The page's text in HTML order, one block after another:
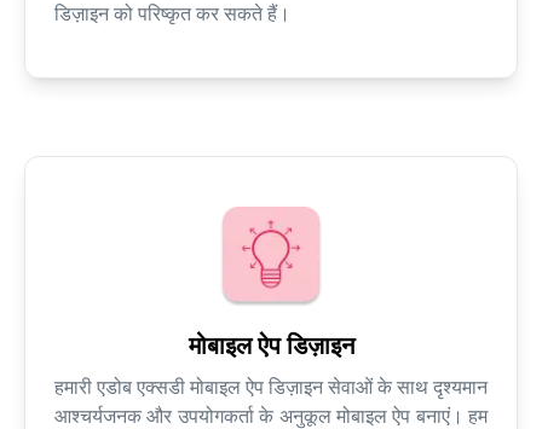
डिज़ाइन को परिष्कृत कर सकते हैं।
मोबाइल ऐप डिज़ाइन
हमारी एडोब एक्सडी मोबाइल ऐप डिज़ाइन सेवाओं के साथ दृश्यमान
आश्चर्यजनक और उपयोगकर्ता के अनुकूल मोबाइल ऐप बनाएं। हम